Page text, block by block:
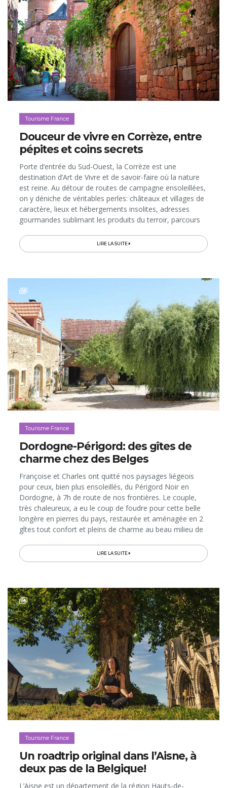
Tourisme France
Douceur de vivre en Corrèze, entre
pépites et coins secrets
Porte d’entrée du Sud-Ouest, la Corrèze est une
destination d’Art de Vivre et de savoir-faire où la nature
est reine. Au détour de routes de campagne ensoleillées,
on y déniche de véritables perles: châteaux et villages de
caractère, lieux et hébergements insolites, adresses
gourmandes sublimant les produits du terroir, parcours
emmène!
LIRE LA SUITE
Tourisme France
Dordogne-Périgord: des gîtes de
charme chez des Belges
Françoise et Charles ont quitté nos paysages liégeois
pour ceux, bien plus ensoleillés, du Périgord Noir en
Dordogne, à 7h de route de nos frontières. Le couple,
très chaleureux, a eu le coup de foudre pour cette belle
longère en pierres du pays, restaurée et aménagée en 2
gîtes tout confort et pleins de charme au beau milieu de
LIRE LA SUITE
Tourisme France
Un roadtrip original dans l’Aisne, à
deux pas de la Belgique!
L’Aisne est un département de la région Hauts-de-